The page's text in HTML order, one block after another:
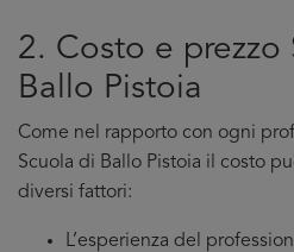
2. Costo e prezzo
Ballo Pistoia
Come nel rapporto con ogni
Scuola di Ballo Pistoia il costo
diversi fattori:
L’esperienza del